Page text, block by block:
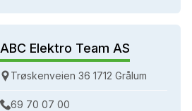
ABC Elektro Team AS
Trøskenveien 36 1712 Grålum
69 70 07 00